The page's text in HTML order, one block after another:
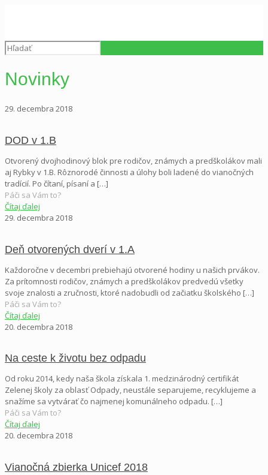
Novinky
29. decembra 2018
DOD v 1.B
Otvorený dvojhodinový blok pre rodičov, známych a predškolákov mali
aj Rybky v 1.B. Rôznorodé činnosti a úlohy boli ladené do vianočných
tradícií. Po čítaní, písaní a […]
Páči sa Vám to?
Čítaj ďalej
29. decembra 2018
Deň otvorených dverí v 1.A
Každoročne v decembri prebiehajú otvorené hodiny u našich prvákov.
Za prítomnosti rodičov, známych a predškolákov predvedú všetky
svoje znalosti a zručnosti, ktoré nadobudli od začiatku školského […]
Páči sa Vám to?
Čítaj ďalej
20. decembra 2018
Na ceste k životu bez odpadu
Od roku 2014, kedy naša škola získala 1. medzinárodný certifikát
Zelenej školy za oblasť Odpady, neustále separujeme, recyklujeme a
snažíme sa vytvárať čo najmenej komunálneho odpadu. […]
Páči sa Vám to?
Čítaj ďalej
20. decembra 2018
Vianočná zbierka Unicef 2018